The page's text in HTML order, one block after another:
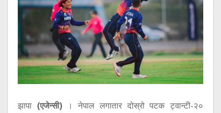
झापा (एजेन्सी)। नेपाल लगातार दोस्रो पटक ट्वान्टी-२०
अन्तर्राष्ट्रिय
स्वास्थ्य
विज्ञापन
Tech